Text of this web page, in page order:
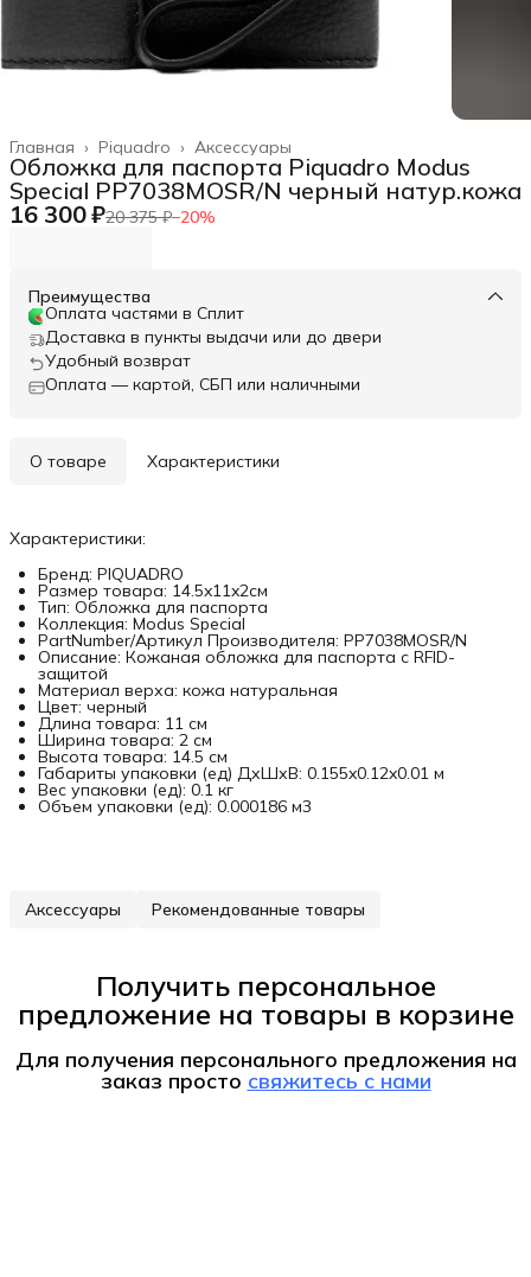
Аксессуары
Piquadro ›
Главная ›
Обложка для паспорта Piquadro Modus
Special PP7038MOSR/N черный натур.кожа
16 300 ₽20 375 ₽−20%
Преимущества
Оплата частями в Сплит
Доставка в пункты выдачи или до двери
Удобный возврат
Оплата — картой, СБП или наличными
О товаре Характеристики
Характеристики:
Бренд: PIQUADRO
Размер товара: 14.5x11x2см
Тип: Обложка для паспорта
Коллекция: Modus Special
PartNumber/Артикул Производителя: PP7038MOSR/N
Описание: Кожаная обложка для паспорта с RFID-
защитой
Материал верха: кожа натуральная
Цвет: черный
Длина товара: 11 см
Ширина товара: 2 см
Высота товара: 14.5 см
Габариты упаковки (ед) ДхШхВ: 0.155x0.12x0.01 м
Вес упаковки (ед): 0.1 кг
Объем упаковки (ед): 0.000186 м3
Аксессуары Рекомендованные товары
Получить персональное
предложение на товары в корзине
Для получения персонального предложения на
заказ просто свяжитесь с нами